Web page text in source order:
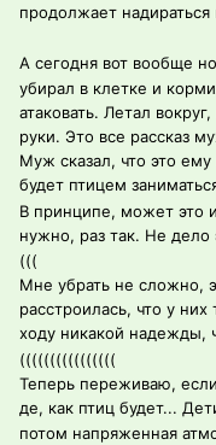
продолжает надираться
А сегодня вот вообще
убирал в клетке и
атаковать. Летал
руки. Это все рассказ
Муж сказал, что это
будет птицем
В принципе, может это
нужно, раз так. Не дело
(((
Мне убрать не сложно,
расстроилась, что у
ходу никакой надежды,
((((((((((((((((
Теперь переживаю, если
де, как птиц будет...
потом напряженная